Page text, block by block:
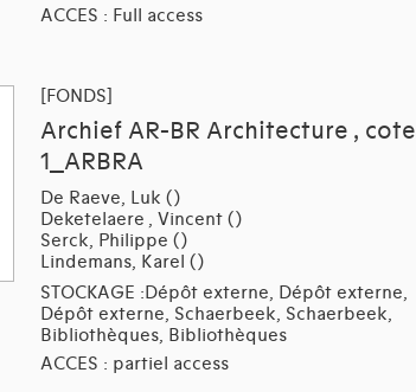
ACCES : Full access
[FONDS]
Archief AR-BR Architecture , cote
1_ARBRA
De Raeve, Luk ()
Deketelaere , Vincent ()
Serck, Philippe ()
Lindemans, Karel ()
STOCKAGE :Dépôt externe, Dépôt externe,
Dépôt externe, Schaerbeek, Schaerbeek,
Bibliothèques, Bibliothèques
ACCES : partiel access